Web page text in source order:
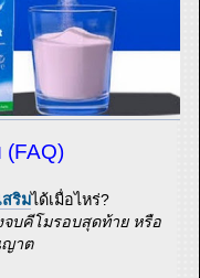
สริมได้เมื่อไหร่?
บคีโมรอบสุดท้าย หรือ
ญาต